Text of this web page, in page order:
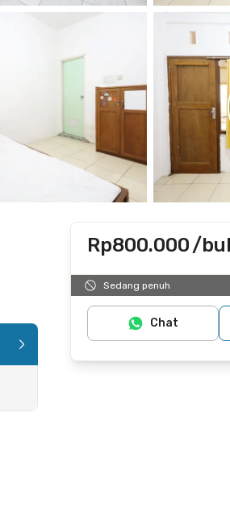
Rp800.000/
Termasuk internet/wifi,
Sedang penuh
Chat